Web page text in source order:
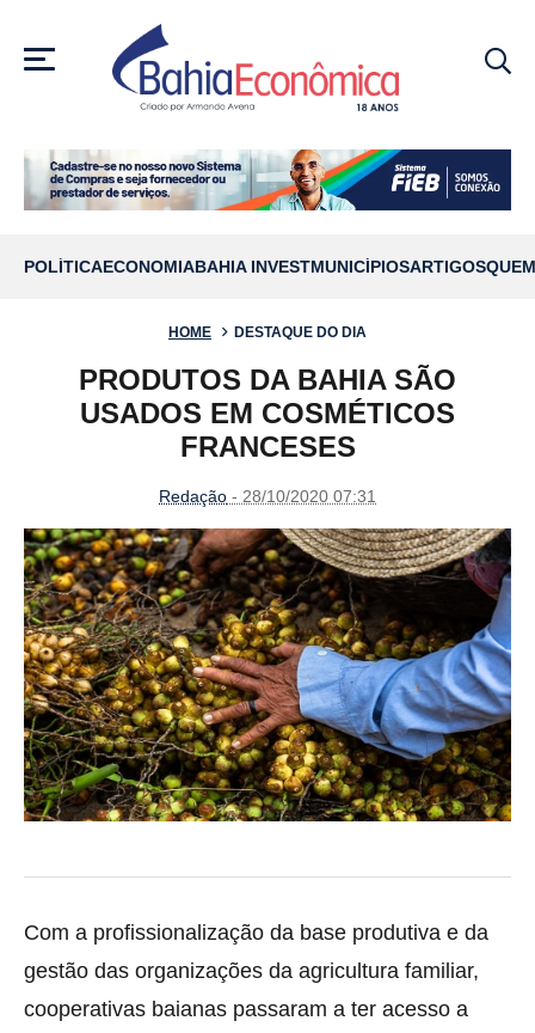
MENU
POLÍTICAECONOMIABAHIA INVESTMUNICÍPIOSARTIGOS
HOME DESTAQUE DO DIA
PRODUTOS DA BAHIA SÃO
USADOS EM COSMÉTICOS
FRANCESES
Redação - 28/10/2020 07:31
Com a profissionalização da base produtiva e da
gestão das organizações da agricultura familiar,
cooperativas baianas passaram a ter acesso a